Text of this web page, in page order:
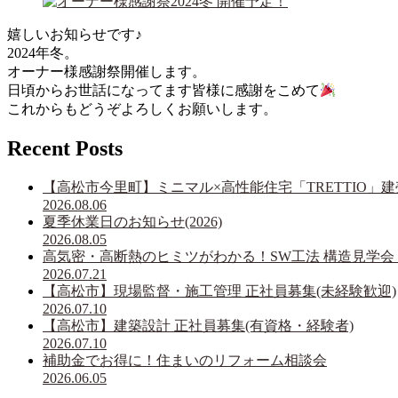
嬉しいお知らせです♪
2024年冬。
オーナー様感謝祭開催します。
日頃からお世話になってます皆様に感謝をこめて
これからもどうぞよろしくお願いします。
Recent Posts
【高松市今里町】ミニマル×高性能住宅「TRETTIO」
2026.08.06
夏季休業日のお知らせ(2026)
2026.08.05
高気密・高断熱のヒミツがわかる！SW工法 構造見学会
2026.07.21
【高松市】現場監督・施工管理 正社員募集(未経験歓迎)
2026.07.10
【高松市】建築設計 正社員募集(有資格・経験者)
2026.07.10
補助金でお得に！住まいのリフォーム相談会
2026.06.05